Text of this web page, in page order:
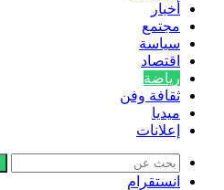
أخبار
مجتمع
سياسة
اقتصاد
رياضة
ثقافة وفن
ميديا
إعلانات
انستقرام